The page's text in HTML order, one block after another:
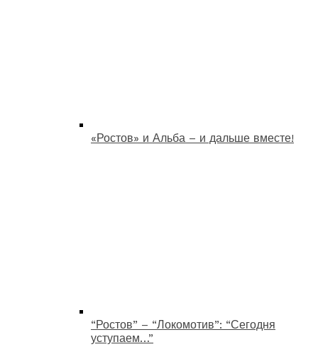
«Ростов» и Альба – и дальше вместе!
“Ростов” – “Локомотив”: “Сегодня
уступаем…”